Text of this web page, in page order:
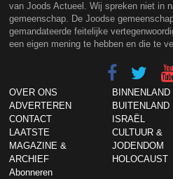
van Joods Actueel. Wij spreken niet in
gemeenschap. De Joodse
gemandateerde feitelijke
een eigen mening te hebben en die te
OVER ONS
ADVERTEREN
CONTACT
LAATSTE
MAGAZINE &
ARCHIEF
Abonneren
BINNENLAND
BUITENLAND
ISRAËL
CULTUUR &
JODENDOM
HOLOCAUST